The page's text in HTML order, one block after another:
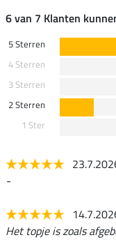
6 van 7 Klanten
5 Sterren
4 Sterren
3 Sterren
2 Sterren
1 Ster
-
Het topje is zoals